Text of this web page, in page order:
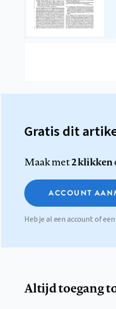
Gratis dit
Maak met2 klikken
ACCOUNT
Heb je al een account of
Altijd toegang